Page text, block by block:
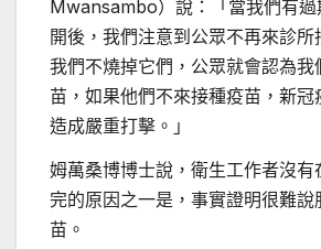
Mwansambo）說：「當我們有過
開後，我們注意到公眾不再來診所
我們不燒掉它們，公眾就會認為我
苗，如果他們不來接種疫苗，新冠
造成嚴重打擊。」
姆萬桑博博士說，衛生工作者沒有
完的原因之一是，事實證明很難說
苗。